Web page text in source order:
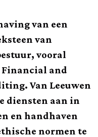
van een
van
vooral
Financial and
Van Leeuwen
diensten aan in
en handhaven
normen te